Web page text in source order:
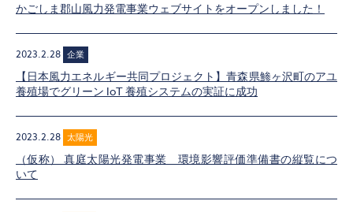
かごしま郡山風力発電事業ウェブサイトをオープンしました！
2023.2.28 企業
【日本風力エネルギー共同プロジェクト】青森県鯵ヶ沢町のアユ
養殖場でグリーン IoT 養殖システムの実証に成功
2023.2.28 太陽光
（仮称） 真庭太陽光発電事業 環境影響評価準備書の縦覧につ
いて